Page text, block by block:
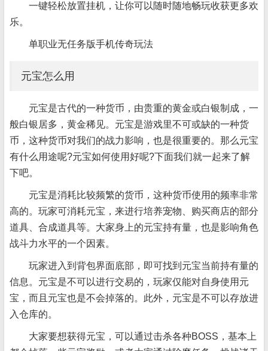
一键轻松放置挂机，让你可以随时随地畅玩收获更多欢
乐。
单职业无任务版手机传奇玩法
元宝怎么用
元宝是古代的一种货币，由贵重的黄金或白银制成，一
般白银居多，黄金稀见。元宝是游戏里不可或缺的一种货
币，这种货币对我们的战力影响，也是很重要的。那么元宝
有什么用途呢?元宝如何使用好呢?下面我们就一起来了解
下吧。
元宝是消耗比较频繁的货币，这种货币使用的频率非常
高的。玩家可消耗元宝，来进行培养宠物、购买商店的部分
道具、合成道具等。大家身上的元宝持有量，也是影响角色
战斗力水平的一个因素。
玩家进入到背包界面底部，即可找到元宝当前持有量的
信息。元宝是不可以进行交易的，玩家仅能对自身使用元
宝，而且元宝也是不会掉落的。此外，元宝是不可以存放进
入仓库的。
大家要想获得元宝，可以通过击杀各种BOSS，基本上